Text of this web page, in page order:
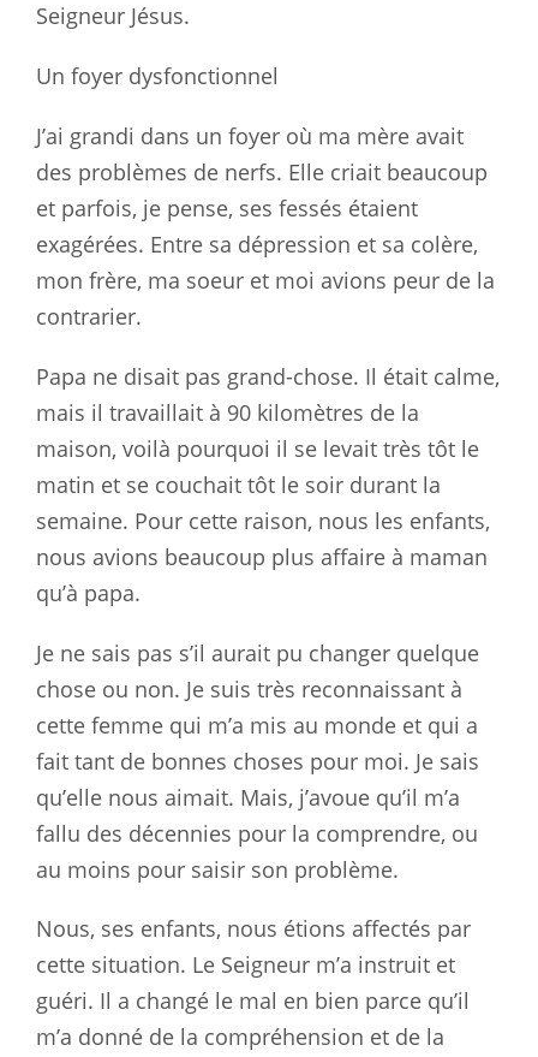
Seigneur Jésus.
Un foyer dysfonctionnel
J’ai grandi dans un foyer où ma mère avait
des problèmes de nerfs. Elle criait beaucoup
et parfois, je pense, ses fessés étaient
exagérées. Entre sa dépression et sa colère,
mon frère, ma soeur et moi avions peur de la
contrarier.
Papa ne disait pas grand-chose. Il était calme,
mais il travaillait à 90 kilomètres de la
maison, voilà pourquoi il se levait très tôt le
matin et se couchait tôt le soir durant la
semaine. Pour cette raison, nous les enfants,
nous avions beaucoup plus affaire à maman
qu’à papa.
Je ne sais pas s’il aurait pu changer quelque
chose ou non. Je suis très reconnaissant à
cette femme qui m’a mis au monde et qui a
fait tant de bonnes choses pour moi. Je sais
qu’elle nous aimait. Mais, j’avoue qu’il m’a
fallu des décennies pour la comprendre, ou
au moins pour saisir son problème.
Nous, ses enfants, nous étions affectés par
cette situation. Le Seigneur m’a instruit et
guéri. Il a changé le mal en bien parce qu’il
m’a donné de la compréhension et de la